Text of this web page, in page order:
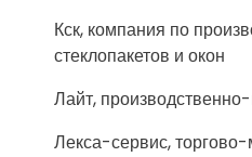
Кск, компания по
стеклопакетов и окон
Лайт,
Лекса-сервис,